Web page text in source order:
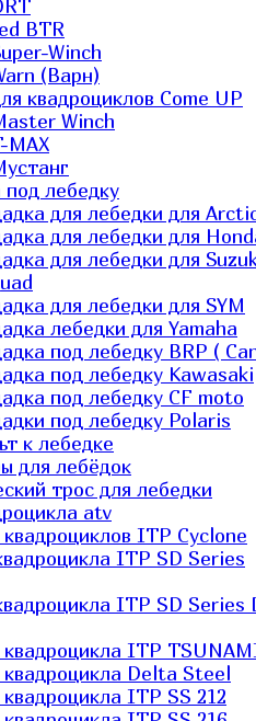
BTR
Winch
(Варн)
квадроциклов Come UP
Winch
MAX
лебедку
для лебедки для
для лебедки для
для лебедки для
для лебедки для SYM
лебедки для Yamaha
под лебедку BRP (
под лебедку Kawasaki
под лебедку СF moto
под лебедку Polaris
к лебедке
для лебёдок
трос для лебедки
atv
ITP Cyclone
ITP SD Series
ITP SD Series
квадроцикла ITP
квадроцикла Delta Steel
ITP SS 212